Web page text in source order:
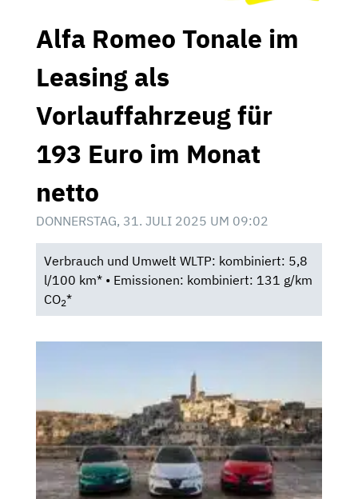
Alfa Romeo Tonale im
Leasing als
Vorlauffahrzeug für
193 Euro im Monat
netto
DONNERSTAG, 31. JULI 2025 UM 09:02
Verbrauch und Umwelt WLTP: kombiniert: 5,8
l/100 km* • Emissionen: kombiniert: 131 g/km
CO2*